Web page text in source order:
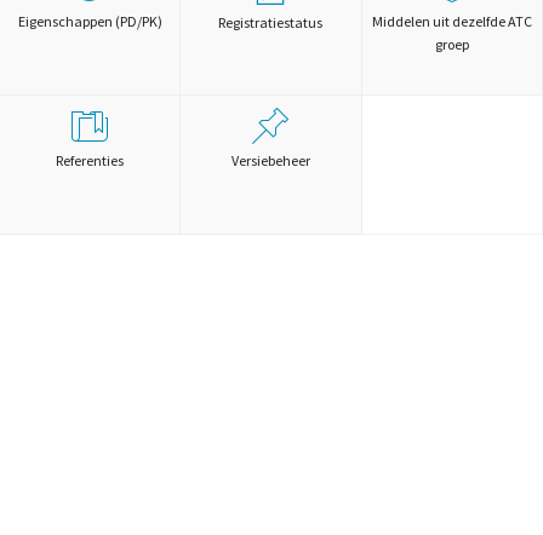
Eigenschappen (PD/PK) Registratiestatus
Middelen uit dezelfde ATC
groep
Referenties Versiebeheer